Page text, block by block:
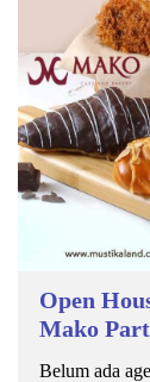
Open
Mako
Belum ada